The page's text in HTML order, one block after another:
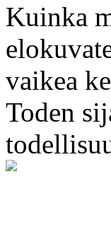
Kuinka
vaikea
Toden